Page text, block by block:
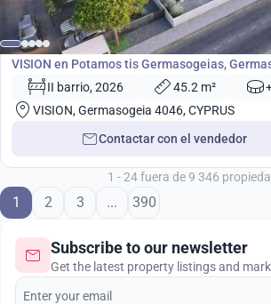
desde€360 000
Desarrollo
VISION en Potamos tis Germasogeias,
Chipre No. 5672
II barrio, 2026 45.2 m²
VISION, Germasogeia 4046, CYPRUS
Contactar con el vendedor
1 - 24 fuera de 9 346
1 2 3 ... 390
Subscribe to our newsletter
Get the latest property listings and